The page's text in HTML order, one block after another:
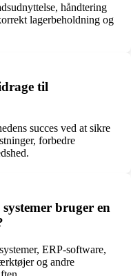
håndtering
lagerbeholdning og
til
succes ved at sikre
forbedre
bruger en
ERP-software,
og andre